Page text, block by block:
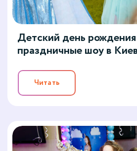
Детский день
праздничные шоу в
Читать